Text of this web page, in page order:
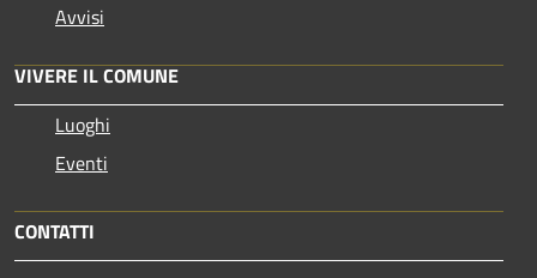
Avvisi
VIVERE IL COMUNE
Luoghi
Eventi
CONTATTI